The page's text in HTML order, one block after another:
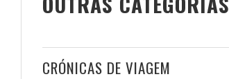
CRÓNICAS DE VIAGEM